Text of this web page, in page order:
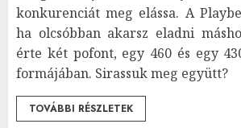
konkurenciát meg elássa. A
ha olcsóbban akarsz eladni
érte két pofont, egy 460 és egy
formájában. Sirassuk meg együtt?
TOVÁBBI RÉSZLETEK